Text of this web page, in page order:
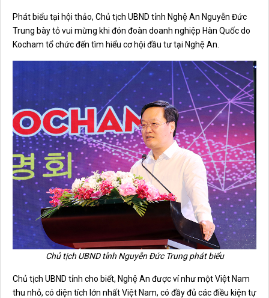
Phát biểu tại hội thảo, Chủ tịch UBND tỉnh Nghệ An Nguyễn Đức
Trung bày tỏ vui mừng khi đón đoàn doanh nghiệp Hàn Quốc do
Kocham tổ chức đến tìm hiểu cơ hội đầu tư tại Nghệ An.
Chủ tịch UBND tỉnh Nguyễn Đức Trung phát biểu
Chủ tịch UBND tỉnh cho biết, Nghệ An được ví như một Việt Nam
thu nhỏ, có diện tích lớn nhất Việt Nam, có đầy đủ các điều kiện tự